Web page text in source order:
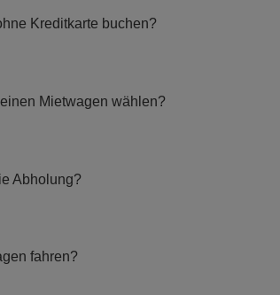
Kreditkarte buchen?
Mietwagen wählen?
Abholung?
fahren?